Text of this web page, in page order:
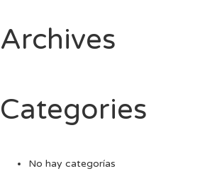
Archives
Categories
No hay categorías